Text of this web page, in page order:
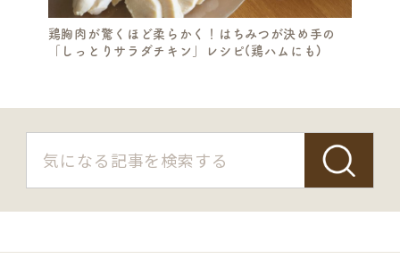
鶏胸肉が驚くほど柔らかく！はちみつが決め手の
「しっとりサラダチキン」レシピ(鶏ハムにも)